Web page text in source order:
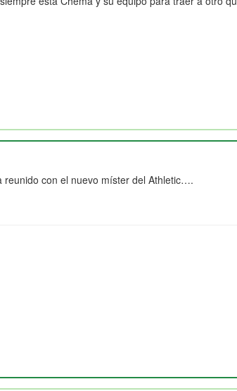
reunido con el nuevo míster del Athletic….